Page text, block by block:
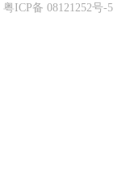
粤ICP备 08121252号-5